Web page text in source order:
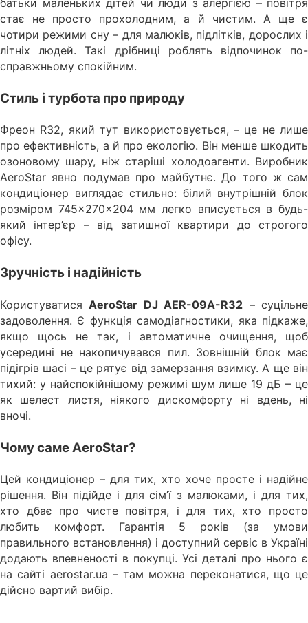
стає не просто прохолодним, а й чистим. А ще є
чотири режими сну – для малюків, підлітків, дорослих і
літніх людей. Такі дрібниці роблять відпочинок по-
справжньому спокійним.
Стиль і турбота про природу
Фреон R32, який тут використовується, – це не лише
про ефективність, а й про екологію. Він менше шкодить
озоновому шару, ніж старіші холодоагенти. Виробник
AeroStar явно подумав про майбутнє. До того ж сам
кондиціонер виглядає стильно: білий внутрішній блок
розміром 745×270×204 мм легко вписується в будь-
який інтер’єр – від затишної квартири до строгого
офісу.
Зручність і надійність
КористуватисяAeroStar DJ AER-09A-R32 – суцільне
задоволення. Є функція самодіагностики, яка підкаже,
якщо щось не так, і автоматичне очищення, щоб
усередині не накопичувався пил. Зовнішній блок має
підігрів шасі – це рятує від замерзання взимку. А ще він
тихий: у найспокійнішому режимі шум лише 19 дБ – це
як шелест листя, ніякого дискомфорту ні вдень, ні
вночі.
Чому саме AeroStar?
Цей кондиціонер – для тих, хто хоче просте і надійне
рішення. Він підійде і для сім’ї з малюками, і для тих,
хто дбає про чисте повітря, і для тих, хто просто
любить комфорт. Гарантія 5 років (за умови
правильного встановлення) і доступний сервіс в Україні
додають впевненості в покупці. Усі деталі про нього є
на сайті aerostar.ua – там можна переконатися, що це
дійсно вартий вибір.